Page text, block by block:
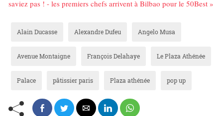
saviez pas ! - les premiers chefs arrivent à Bilbao pour le 50Best »
Alain Ducasse Alexandre Dufeu Angelo Musa
Avenue Montaigne François Delahaye Le Plaza Athénée
Palace pâtissier paris Plaza athénée pop up